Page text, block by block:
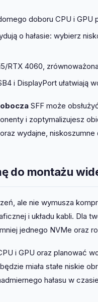
doboru CPU i
o hałasie: wybierz
RTX 4060,
i DisplayPort ułatwiają
SFF może
i zoptymalizujesz
wydajne,
do montażu
ale nie wymusza
i układu kabli. Dla
jednego NVMe oraz
i GPU oraz planować
miała stałe niskie
hałasu w